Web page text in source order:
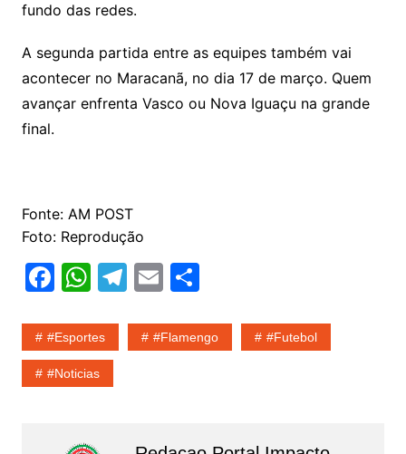
fundo das redes.
A segunda partida entre as equipes também vai
acontecer no Maracanã, no dia 17 de março. Quem
avançar enfrenta Vasco ou Nova Iguaçu na grande
final.
Fonte: AM POST
Foto: Reprodução
F
c
e
b
W
at
s
A
T
e
E
ai
S
ar
#esportes #flamengo #Futebol
#noticias